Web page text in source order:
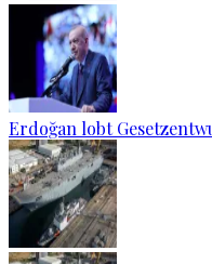
Erdoğan lobt